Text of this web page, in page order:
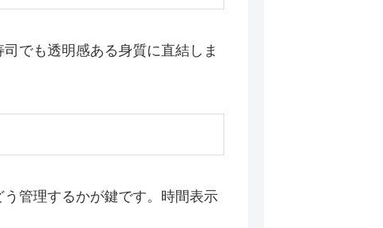
でも透明感ある身質に直結しま
管理するかが鍵です。時間表示